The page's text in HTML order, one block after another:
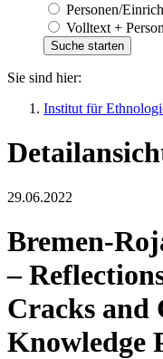
Personen/
Volltext +
Sie sind hier:
Institut für
29.06.2022
Bremen-
–
Cracks and
Knowledge